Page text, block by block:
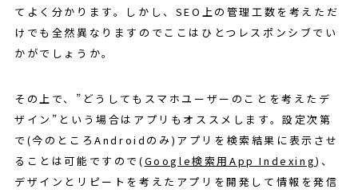
てよく分かります。しかし、SEO上の管理工数を考えただ
けでも全然異なりますのでここはひとつレスポンシブでい
かがでしょうか。
その上で、”どうしてもスマホユーザーのことを考えたデ
ザイン”という場合はアプリもオススメします。設定次第
で(今のところAndroidのみ)アプリを検索結果に表示させ
ることは可能ですので(Google検索用App Indexing)、
デザインとリピートを考えたアプリを開発して情報を発信